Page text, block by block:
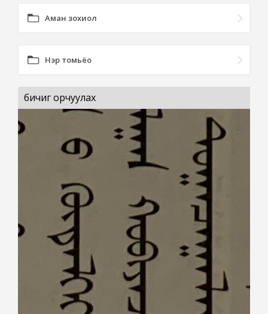
Аман зохиол
Нэр томьёо
бичиг орчуулах